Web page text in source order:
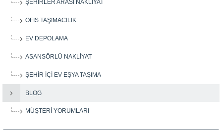
ŞEHIRLER ARASI NAKLIYAT
OFIS TAŞIMACILIK
EV DEPOLAMA
ASANSÖRLÜ NAKLIYAT
ŞEHIR IÇI EV EŞYA TAŞIMA
BLOG
MÜŞTERI YORUMLARI